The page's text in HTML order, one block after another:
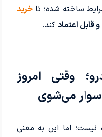
ساخته شده؛ تاخرید
قابل اعتمادکند.
وقتی امروز
سوار می‌شوی
نیست؛ اما این به معنی